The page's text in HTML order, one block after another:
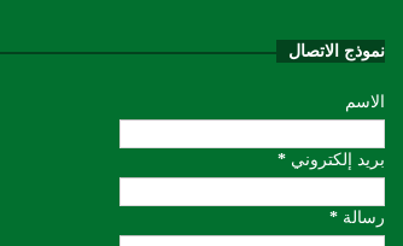
نموذج الاتصال
الاسم
بريد إلكتروني *
رسالة *